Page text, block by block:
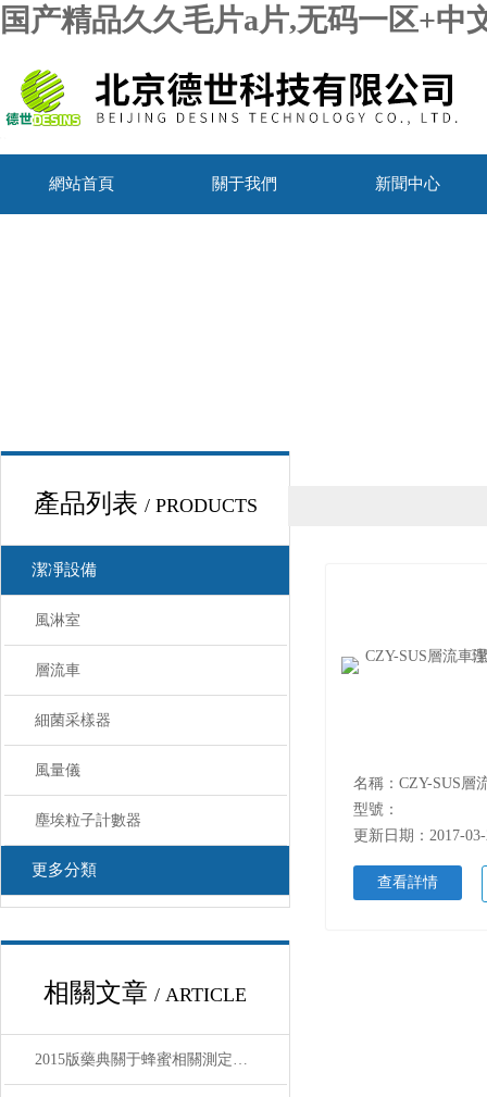
国产精品久久毛片a片,无码一区+
網站首頁 關于我們 新聞中心
產品列表 / PRODUCTS
潔凈設備
風淋室
層流車
細菌采樣器
風量儀
塵埃粒子計數器
更多分類
相關文章 / ARTICLE
2015版藥典關于蜂蜜相關測定的液相色譜解決方案
型號：
更新日期：2017-
查看詳情